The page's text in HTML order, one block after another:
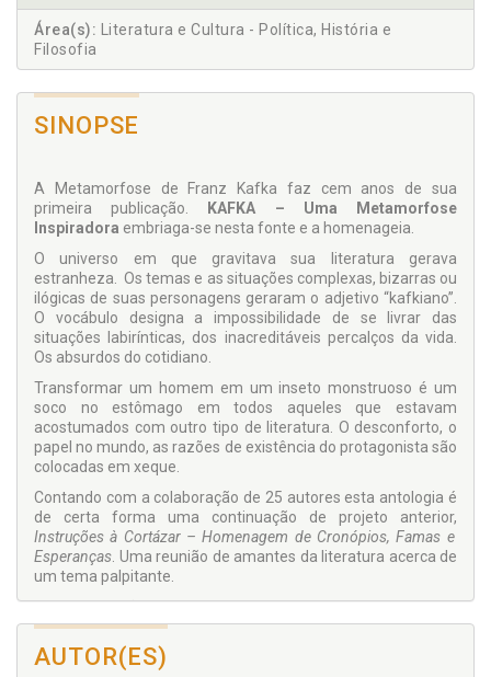
Área(s): Literatura e Cultura - Política, História e
Filosofia
SINOPSE
A Metamorfose de Franz Kafka faz cem anos de sua
primeira publicação.
KAFKA – Uma Metamorfose
Inspiradora embriaga-se nesta fonte e a homenageia.
O universo em que gravitava sua literatura gerava
estranheza. Os temas e as situações complexas, bizarras ou
ilógicas de suas personagens geraram o adjetivo “kafkiano”.
O vocábulo designa a impossibilidade de se livrar das
situações labirínticas, dos inacreditáveis percalços da vida.
Os absurdos do cotidiano.
Transformar um homem em um inseto monstruoso é um
soco no estômago em todos aqueles que estavam
acostumados com outro tipo de literatura. O desconforto, o
papel no mundo, as razões de existência do protagonista são
colocadas em xeque.
Contando com a colaboração de 25 autores esta antologia é
de certa forma uma continuação de projeto anterior,
Instruções à Cortázar – Homenagem de Cronópios, Famas e
Esperanças. Uma reunião de amantes da literatura acerca de
um tema palpitante.
As modificações por que passam a existência humana, as
situações limites do cotidiano e as necessidades da
readequação, tudo isto é foco central desta coletânea.
Ninguém procurou imitar ou reviver KAFKA, nem este foi ou é
AUTOR(ES)